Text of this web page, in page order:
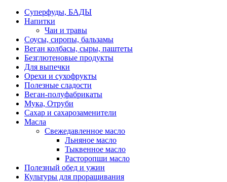
Суперфуды, БАДЫ
Напитки
Чаи и травы
Соусы, сиропы, бальзамы
Веган колбасы, сыры, паштеты
Безглютеновые продукты
Для выпечки
Орехи и сухофрукты
Полезные сладости
Веган-полуфабрикаты
Мука, Отруби
Сахар и сахарозаменители
Масла
Свежедавленное масло
Льняное масло
Тыквенное масло
Расторопши масло
Полезный обед и ужин
Культуры для проращивания